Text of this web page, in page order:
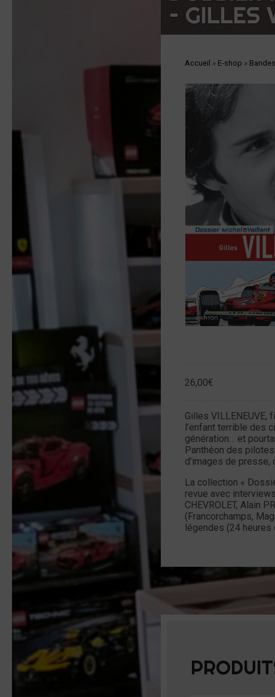
– GILLES
Accueil » E-shop »
26,00€
Gilles VILLENEUVE,
l’enfant terrible des
génération… et
Panthéon des
d’images de presse,
La collection «
revue avec
CHEVROLET, Alain
(Francorchamps,
légendes (24 heures